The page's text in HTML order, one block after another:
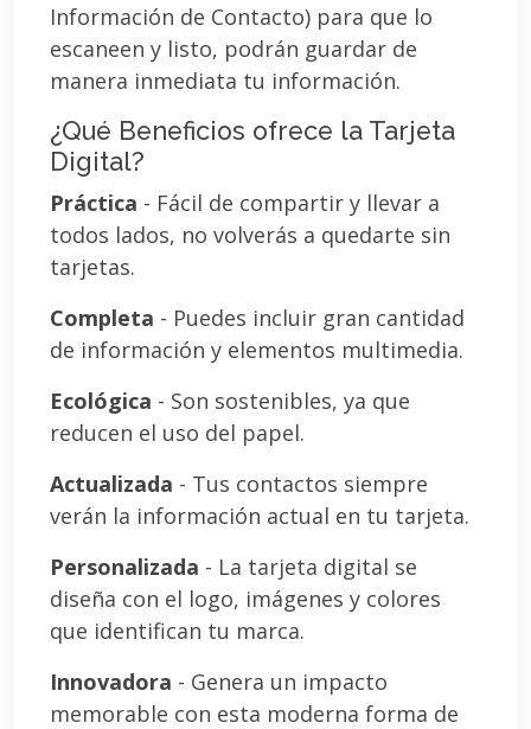
Información de Contacto) para que lo
escaneen y listo, podrán guardar de
manera inmediata tu información.
¿Qué Beneficios ofrece la Tarjeta
Digital?
Práctica - Fácil de compartir y llevar a
todos lados, no volverás a quedarte sin
tarjetas.
Completa - Puedes incluir gran cantidad
de información y elementos multimedia.
Ecológica - Son sostenibles, ya que
reducen el uso del papel.
Actualizada - Tus contactos siempre
verán la información actual en tu tarjeta.
Personalizada - La tarjeta digital se
diseña con el logo, imágenes y colores
que identifican tu marca.
Innovadora - Genera un impacto
memorable con esta moderna forma de